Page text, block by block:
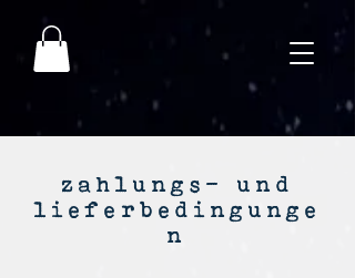
zahlungs- und
lieferbedingunge
n